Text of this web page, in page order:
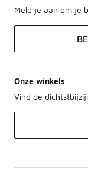
Meld je aan om je
Onze winkels
Vind de